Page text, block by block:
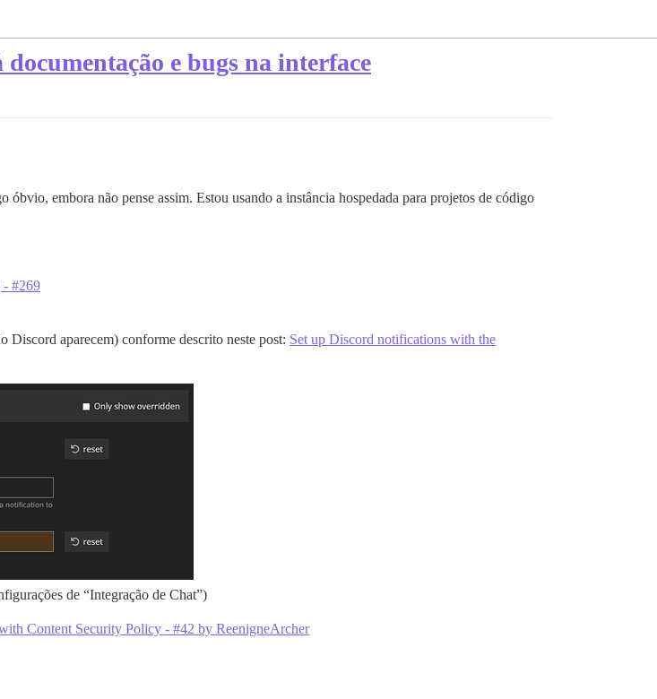
e bugs na interface
embora não pense assim. Estou usando a instância hospedada para projetos de código
- #269
Discord aparecem) conforme descrito neste post: Set up Discord notifications with the
de “Integração de Chat”)
Content Security Policy - #42 by ReenigneArcher